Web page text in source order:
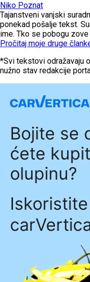
Niko Poznat
Tajanstveni vanjski
ponekad pošalje tekst.
ime. Tko se pobogu zove
Pročitaj moje druge
*Svi tekstovi odražavaju
nužno stav redakcije